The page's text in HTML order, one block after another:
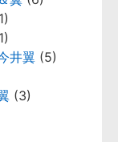
井翼 (5)
(3)